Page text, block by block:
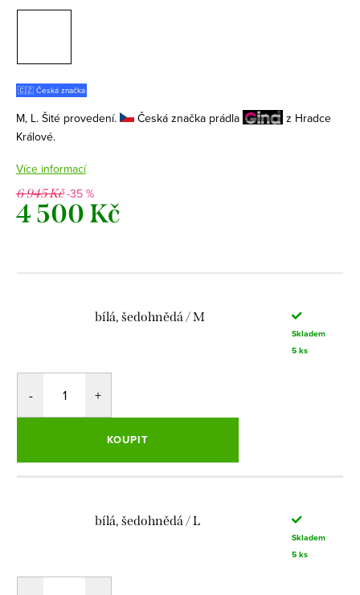
🇨🇿 Česká značka
M, L. Šité provedení. Česká značka prádla
z Hradce
Králové.
Více informací
6 945 Kč-35 %
4 500 Kč
bílá, šedohnědá / M
Skladem
5 ks
KOUPIT
bílá, šedohnědá / L
Skladem
5 ks